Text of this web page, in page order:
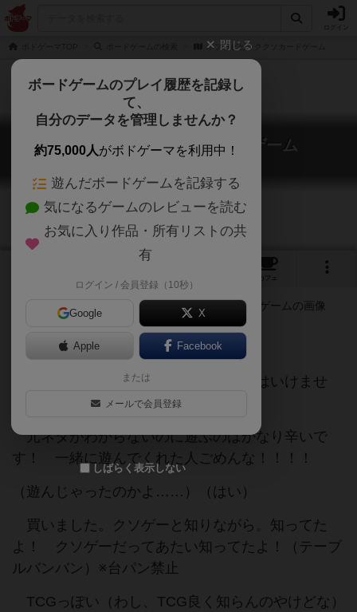
ポプテピピッククソカードゲーム
ポプテピピッククソカードゲーム
Pop Team Epic KUSO Card Game
カフェ
!!!!!warning!!!!!
ポプテピピックを知らない人と遊んではいけませ
元ネタがわからないのに遊ぶのはかなり辛いで
す！ 一緒に遊んでくれた人ごめんな！！！！
（遊んじゃったのかよ……）（はい）
買いました。クソゲーと知りながら。知ってた
よ！ クソゲーだってあたい知ってたよ！（テーブ
ルバンバン）※台パン禁止
TCGっぽい（わし、TCG良く知らんのやけどな）
閉じる
ボードゲームのプレイ履歴を記録し
て、
自分のデータを管理しませんか？
約75,000人がボドゲーマを利用中！
遊んだボードゲームを記録する
気になるゲームのレビューを読む
お気に入り作品・所有リストの共
有
ログイン / 会員登録（10秒）
Google X
Apple Facebook
または
メールで会員登録
しばらく表示しない